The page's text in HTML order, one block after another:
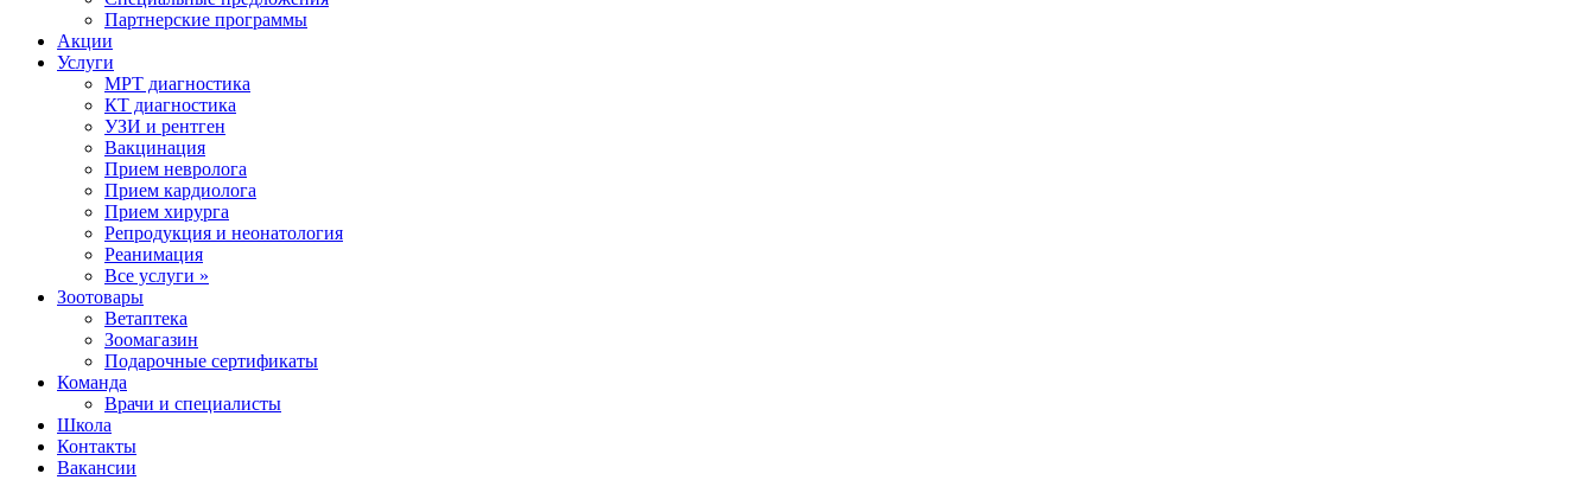
Партнерские программы
Акции
Услуги
МРТ диагностика
КТ диагностика
УЗИ и рентген
Вакцинация
Прием невролога
Прием кардиолога
Прием хирурга
Репродукция и неонатология
Реанимация
Все услуги »
Зоотовары
Ветаптека
Зоомагазин
Подарочные сертификаты
Команда
Врачи и специалисты
Школа
Контакты
Вакансии